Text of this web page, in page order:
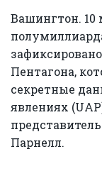
Вашингтон.
Пентагона,
секретные
явлениях
Парнелл.